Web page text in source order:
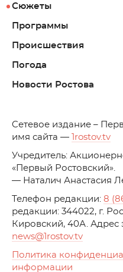
Сюжеты
Программы
Происшествия
Погода
Новости Ростова
Cетевое издание –
имя сайта —
1rostov.tv
Учредитель:
«Первый
— Наталич Анастасия
Телефон редакции: 8
редакции: 344022, г.
Кировский, 40А. Адрес
news@1rostov.tv
Политика
информации